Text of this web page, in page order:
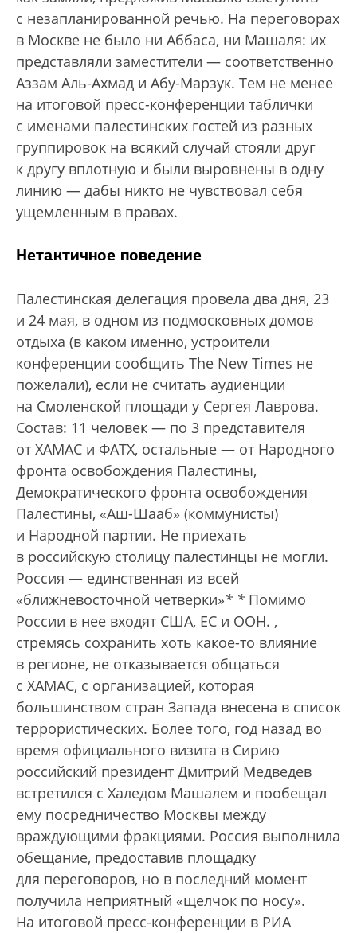
с незапланированной речью. На переговорах
в Москве не было ни Аббаса, ни Машаля: их
представляли заместители — соответственно
Аззам Аль-Ахмад и Абу-Марзук. Тем не менее
на итоговой пресс-конференции таблички
с именами палестинских гостей из разных
группировок на всякий случай стояли друг
к другу вплотную и были выровнены в одну
линию — дабы никто не чувствовал себя
ущемленным в правах.
Нетактичное поведение
Палестинская делегация провела два дня, 23
и 24 мая, в одном из подмосковных домов
отдыха (в каком именно, устроители
конференции сообщить The New Times не
пожелали), если не считать аудиенции
на Смоленской площади у Сергея Лаврова.
Состав: 11 человек — по 3 представителя
от ХАМАС и ФАТХ, остальные — от Народного
фронта освобождения Палестины,
Демократического фронта освобождения
Палестины, «Аш-Шааб» (коммунисты)
и Народной партии. Не приехать
в российскую столицу палестинцы не могли.
Россия — единственная из всей
«ближневосточной четверки»* * Помимо
России в нее входят США, ЕС и ООН. ,
стремясь сохранить хоть какое-то влияние
в регионе, не отказывается общаться
с ХАМАС, с организацией, которая
большинством стран Запада внесена в список
террористических. Более того, год назад во
время официального визита в Сирию
российский президент Дмитрий Медведев
встретился с Халедом Машалем и пообещал
ему посредничество Москвы между
враждующими фракциями. Россия выполнила
обещание, предоставив площадку
для переговоров, но в последний момент
получила неприятный «щелчок по носу».
На итоговой пресс-конференции в РИА